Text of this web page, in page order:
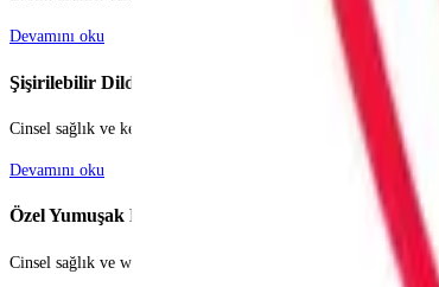
Devamını oku
Şişirilebilir Dildo ve Pluglar
Cinsel sağlık ve keyif dünyası, teknolojinin gelişmesiyle
Devamını oku
Özel Yumuşak Penisler
Cinsel sağlık ve wellness dünyası, bireylerin kendilerini